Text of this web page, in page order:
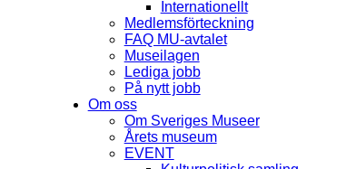
Internationellt
Medlemsförteckning
FAQ MU-avtalet
Museilagen
Lediga jobb
På nytt jobb
Om oss
Om Sveriges Museer
Årets museum
EVENT